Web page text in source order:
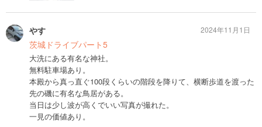
やす
茨城ドライブパート5
大洗にある有名な神社。
無料駐車場あり。
本殿から真っ直ぐ100段くらいの階段を降りて、横断歩道を渡った
先の磯に有名な鳥居がある。
当日は少し波が高くでいい写真が撮れた。
一見の価値あり。
2024年11月1日